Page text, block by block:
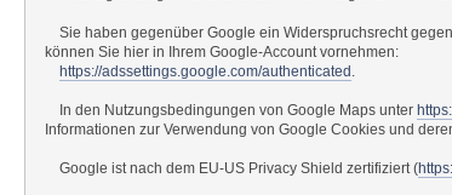
Sie haben gegenüber Google ein Widerspruchsrecht
können Sie hier in Ihrem Google-Account vornehmen:
https://adssettings.google.com/authenticated
In den Nutzungsbedingungen von Google Maps unter
Informationen zur Verwendung von Google Cookies und
Google ist nach dem EU-US Privacy Shield zertifiziert (